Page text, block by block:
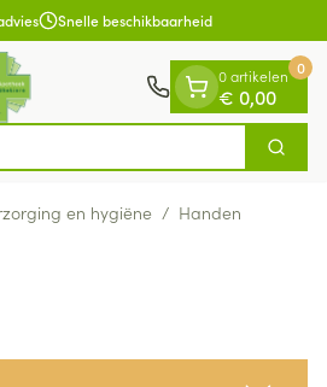
Snelle beschikbaarheid
Zoek
0 artikelen
€ 0,00
0
en hygiëne / Handen